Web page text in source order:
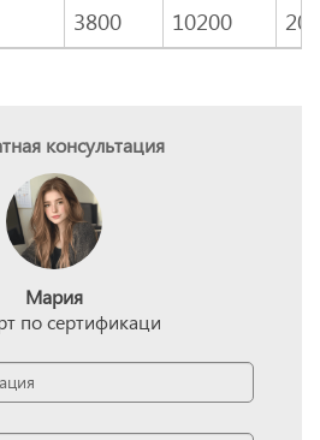
3800 10200
консультация
Мария
по сертификаци